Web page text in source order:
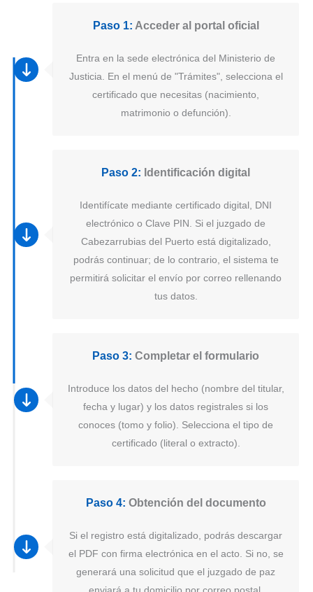
Paso 1: Acceder al portal oficial
Entra en la sede electrónica del Ministerio de
Justicia. En el menú de "Trámites", selecciona el
certificado que necesitas (nacimiento,
matrimonio o defunción).
Paso 2: Identificación digital
Identifícate mediante certificado digital, DNI
electrónico o Clave PIN. Si el juzgado de
Cabezarrubias del Puerto está digitalizado,
podrás continuar; de lo contrario, el sistema te
permitirá solicitar el envío por correo rellenando
tus datos.
Paso 3: Completar el formulario
Introduce los datos del hecho (nombre del titular,
fecha y lugar) y los datos registrales si los
conoces (tomo y folio). Selecciona el tipo de
certificado (literal o extracto).
Paso 4: Obtención del documento
Si el registro está digitalizado, podrás descargar
el PDF con firma electrónica en el acto. Si no, se
generará una solicitud que el juzgado de paz